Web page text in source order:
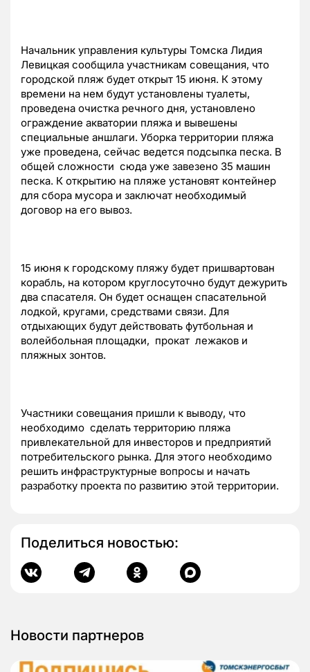
Начальник управления культуры Томска Лидия
Левицкая сообщила участникам совещания, что
городской пляж будет открыт 15 июня. К этому
времени на нем будут установлены туалеты,
проведена очистка речного дня, установлено
ограждение акватории пляжа и вывешены
специальные аншлаги. Уборка территории пляжа
уже проведена, сейчас ведется подсыпка песка. В
общей сложности сюда уже завезено 35 машин
песка. К открытию на пляже установят контейнер
для сбора мусора и заключат необходимый
договор на его вывоз.
15 июня к городскому пляжу будет пришвартован
корабль, на котором круглосуточно будут дежурить
два спасателя. Он будет оснащен спасательной
лодкой, кругами, средствами связи. Для
отдыхающих будут действовать футбольная и
волейбольная площадки, прокат лежаков и
пляжных зонтов.
Участники совещания пришли к выводу, что
необходимо сделать территорию пляжа
привлекательной для инвесторов и предприятий
потребительского рынка. Для этого необходимо
решить инфраструктурные вопросы и начать
разработку проекта по развитию этой территории.
Поделиться новостью:
Новости партнеров